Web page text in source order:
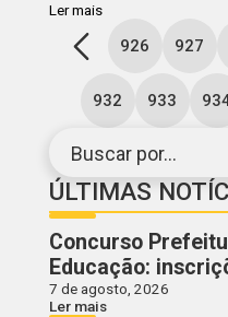
Buscar por...
ÚLTIMAS
Concurso
Educação:
7 de agosto, 2026
Ler mais
Ler mais
926 927
932 933